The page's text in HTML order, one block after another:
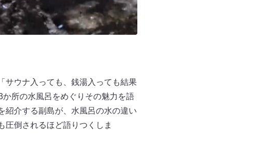
サウナ入っても、銭湯入っても結果
所の水風呂をめぐりその魅力を語
紹介する副島が、水風呂の水の違い
圧倒されるほど語りつくしま